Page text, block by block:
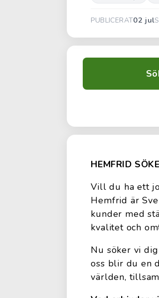
PUBLICERAT02 jul
HEMFRID
Vill du ha ett
Hemfrid är
kunder med
kvalitet och
Nu söker vi
oss blir du en
världen,